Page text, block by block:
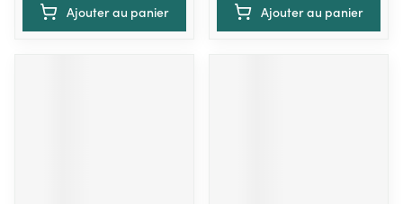
Ajouter au panier Ajouter au panier